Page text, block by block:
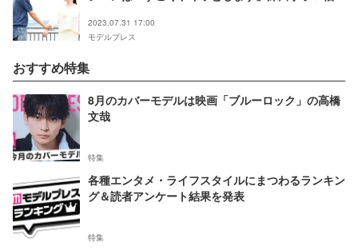
2023.07.31 17:00
モデルプレス
おすすめ特集
8月のカバーモデルは映画「ブルーロック」の高橋
文哉
特集
各種エンタメ・ライフスタイルにまつわるランキン
グ＆読者アンケート結果を発表
特集